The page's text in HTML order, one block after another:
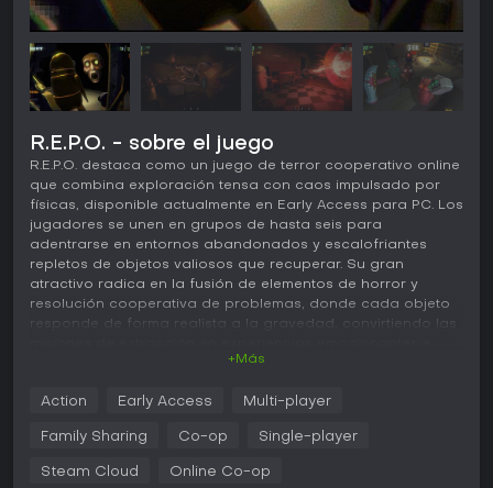
R.E.P.O. - sobre el juego
R.E.P.O. destaca como un juego de terror cooperativo online
que combina exploración tensa con caos impulsado por
físicas, disponible actualmente en Early Access para PC. Los
jugadores se unen en grupos de hasta seis para
adentrarse en entornos abandonados y escalofriantes
repletos de objetos valiosos que recuperar. Su gran
atractivo radica en la fusión de elementos de horror y
resolución cooperativa de problemas, donde cada objeto
responde de forma realista a la gravedad, convirtiendo las
impredecibles. Este enfoque atrae a quienes buscan
frente a amenazas sobrenaturales.
Jugabilidad
En R.E.P.O., la jugabilidad gira en torno a explorar
+Más
Action Early Access Multi-player
Family Sharing Co-op Single-player
Steam Cloud Online Co-op